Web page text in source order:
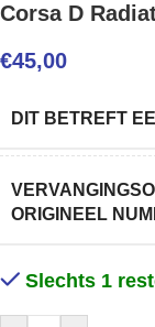
Corsa D
€45,00
DIT BETREFT
ORIGINEEL
Slechts 1